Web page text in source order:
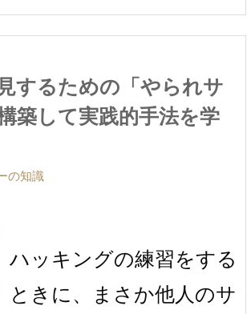
するための「やられサ
築して実践的手法を学
の知識
ハッキングの練習をする
ときに、まさか他人のサ